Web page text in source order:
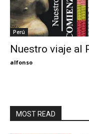
Perú
Nuestro viaje al
alfonso
MOST READ